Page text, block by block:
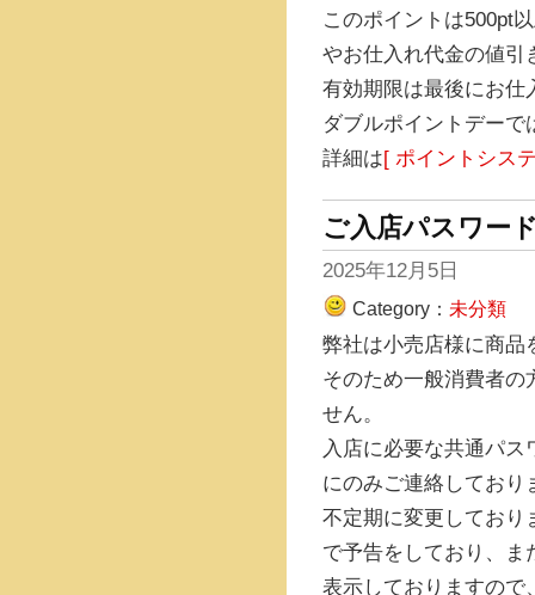
このポイントは500pt
やお仕入れ代金の値引
有効期限は最後にお仕
ダブルポイントデー
詳細は[ ポイントシス
ご入店パスワー
2025年12月5日
Category： 未分類
弊社は小売店様に商品
そのため一般消費者の
せん。
入店に必要な共通パ
にのみご連絡しており
不定期に変更しており
で予告をしており、ま
表示しておりますので